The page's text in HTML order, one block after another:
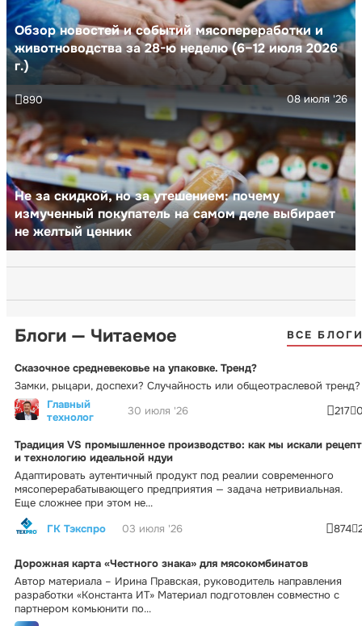
Обзор новостей и событий мясопереработки и
животноводства за 28-ю неделю (6–12 июля 2026
г.)
Не за скидкой, но за утешением: почему
измученный покупатель на самом деле выбирает
не желтый ценник
08 июля '26
890
Блоги — Читаемое ВСЕ
Сказочное средневековье на упаковке. Тренд?
Замки, рыцари, доспехи? Случайность или общеотраслевой тренд?
Главный
технолог
30 июля '26 217
Традиция VS промышленное производство: как мы искали рецепт
и технологию идеальной ндуи
Адаптировать аутентичный продукт под реалии современного
мясоперерабатывающего предприятия — задача нетривиальная.
Еще сложнее при этом не...
ГК Тэкспро
03 июля '26 874
Дорожная карта «Честного знака» для мясокомбинатов
Автор материала – Ирина Правская, руководитель направления
разработки «Константа ИТ» Материал подготовлен совместно с
партнером комьюнити по...